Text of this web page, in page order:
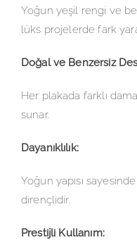
Yoğun yeşil rengi ve
lüks projelerde fark
Doğal ve Benzersiz
Her plakada farklı
sunar.
Dayanıklılık:
Yoğun yapısı
dirençlidir.
Prestijli Kullanım: